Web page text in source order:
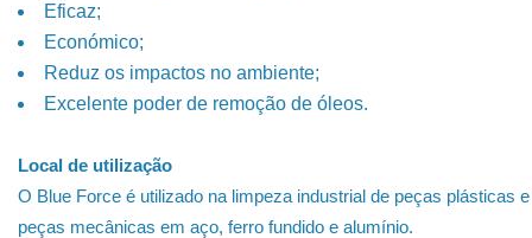
Eficaz;
Económico;
Reduz os impactos no ambiente;
Excelente poder de remoção de óleos.
Local de utilização
O Blue Force é utilizado na limpeza industrial de peças plásticas e
peças mecânicas em aço, ferro fundido e alumínio.